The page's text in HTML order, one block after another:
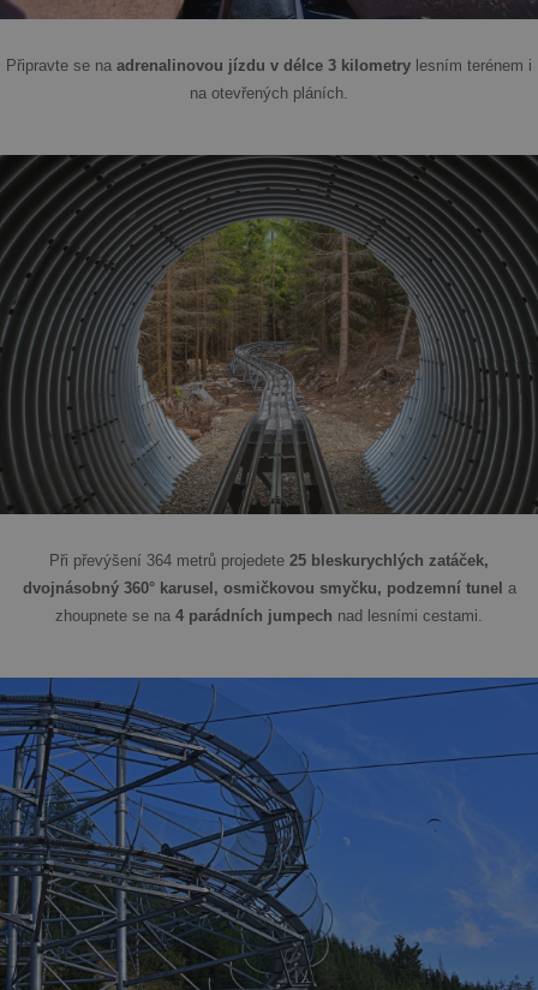
Připravte se na adrenalinovou jízdu v délce 3 kilometry lesním terénem i
na otevřených pláních.
Při převýšení 364 metrů projedete 25 bleskurychlých zatáček,
dvojnásobný 360° karusel, osmičkovou smyčku, podzemní tunel a
zhoupnete se na 4 parádních jumpech nad lesními cestami.